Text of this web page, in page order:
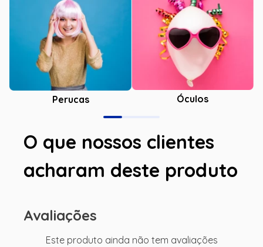
Perucas Óculos
O que nossos clientes
acharam deste produto
Avaliações
Este produto ainda não tem avaliações